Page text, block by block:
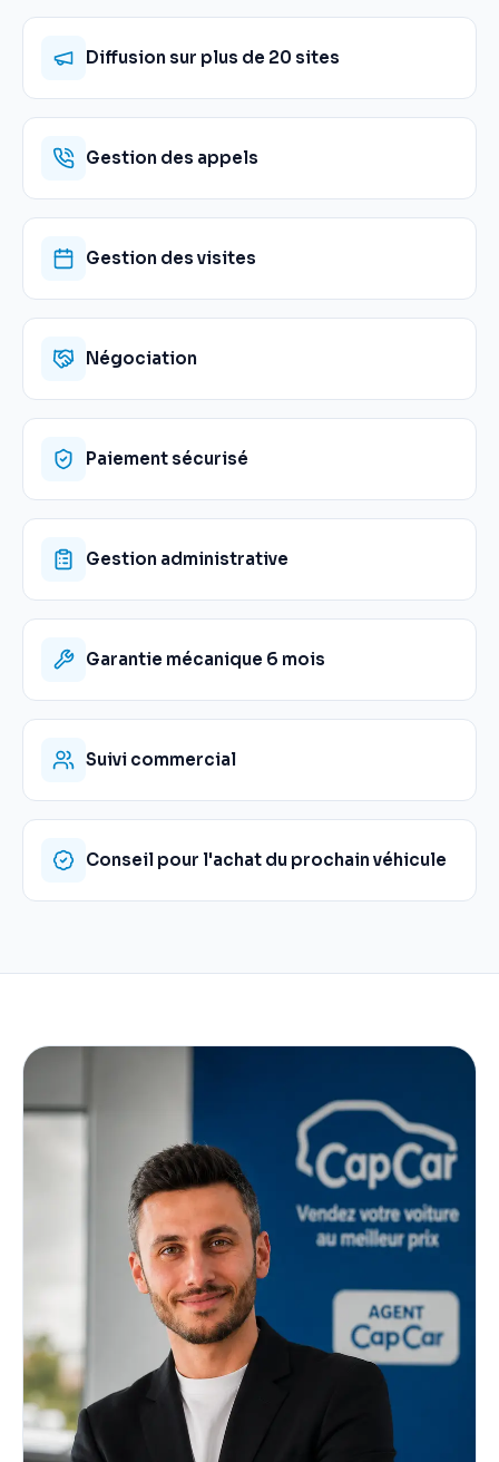
Diffusion sur plus de 20 sites
Gestion des appels
Gestion des visites
Négociation
Paiement sécurisé
Gestion administrative
Garantie mécanique 6 mois
Suivi commercial
Conseil pour l'achat du prochain véhicule